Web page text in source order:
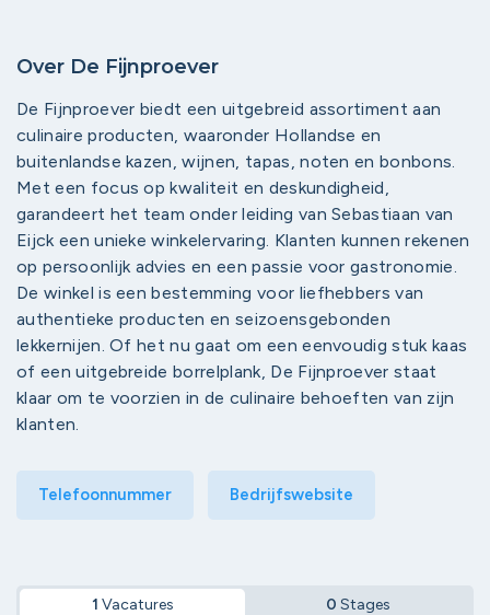
Over De Fijnproever
De Fijnproever biedt een uitgebreid assortiment aan
culinaire producten, waaronder Hollandse en
buitenlandse kazen, wijnen, tapas, noten en bonbons.
Met een focus op kwaliteit en deskundigheid,
garandeert het team onder leiding van Sebastiaan van
Eijck een unieke winkelervaring. Klanten kunnen rekenen
op persoonlijk advies en een passie voor gastronomie.
De winkel is een bestemming voor liefhebbers van
authentieke producten en seizoensgebonden
lekkernijen. Of het nu gaat om een eenvoudig stuk kaas
of een uitgebreide borrelplank, De Fijnproever staat
klaar om te voorzien in de culinaire behoeften van zijn
klanten.
Telefoonnummer Bedrijfswebsite
1 Vacatures 0 Stages